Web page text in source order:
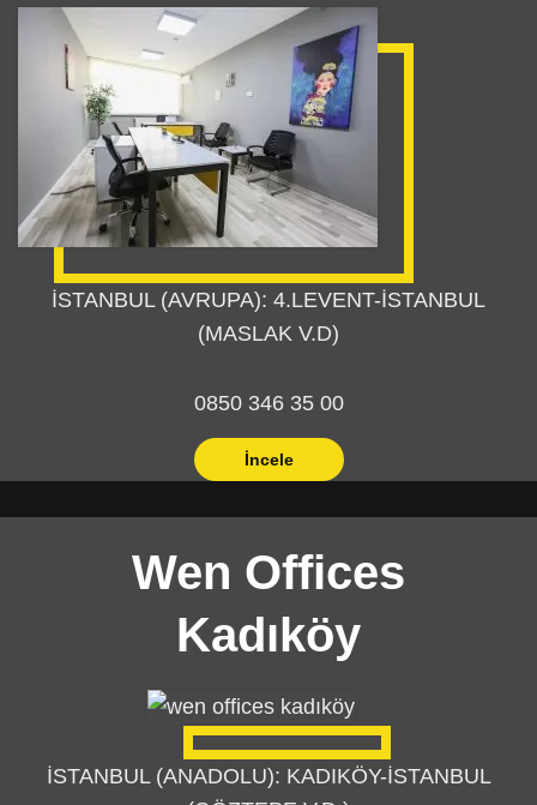
İSTANBUL (AVRUPA): 4.LEVENT-İSTANBUL
(MASLAK V.D)
0850 346 35 00
İncele
Wen Offices
Kadıköy
İSTANBUL (ANADOLU): KADIKÖY-İSTANBUL